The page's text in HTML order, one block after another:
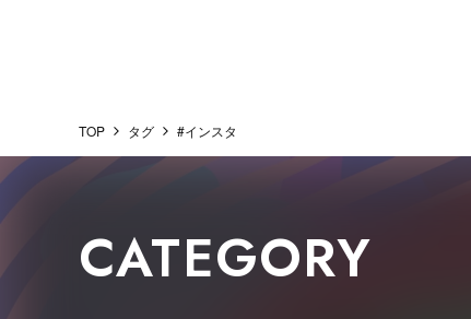
TOP タグ #インスタ
CATEGORY